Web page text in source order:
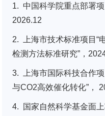
1. 中国科学院重点部署
2026.12
2. 上海市技术标准项目“
检测方法标准研究”，
3. 上海市国际科技合作
与CO2高效催化转化”，
4. 国家自然科学基金面